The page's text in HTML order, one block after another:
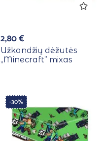
2,80€
Užkandžių dėžutės
,,Minecraft” mixas
-30%